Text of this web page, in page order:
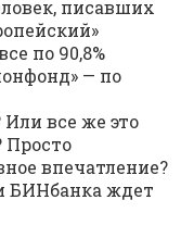
писавших
по 90,8%
— по
все же это
Просто
впечатление?
БИНбанка ждет